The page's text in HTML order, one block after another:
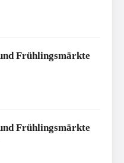
Frühlingsmärkte
Frühlingsmärkte